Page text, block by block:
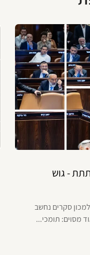
- גוש
סקרים נחשב
מסוים: תומכי...